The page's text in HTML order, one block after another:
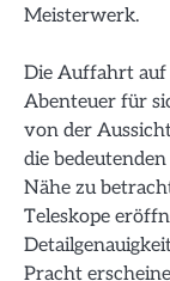
Meisterwerk.
Die Auffahrt auf
Abenteuer für
von der
die
Nähe zu
Teleskope
Pracht